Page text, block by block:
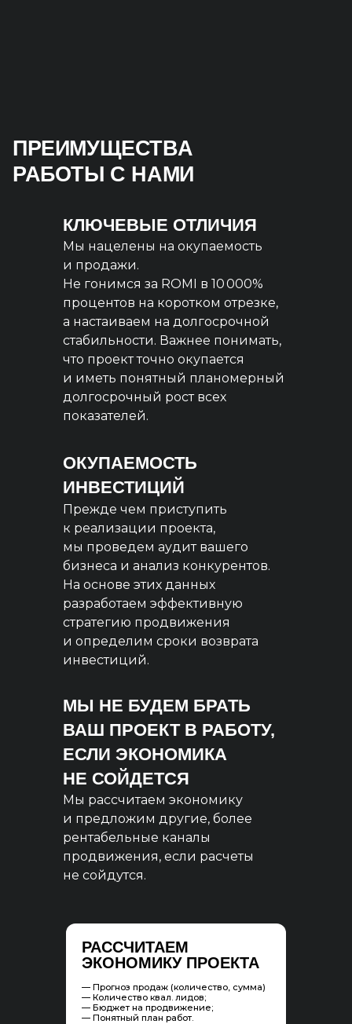
ОКУПАЕМОСТЬ
ИНВЕСТИЦИЙ
Прежде чем приступить
к реализации проекта,
мы проведем аудит вашего
бизнеса и анализ конкурентов.
На основе этих данных
разработаем эффективную
стратегию продвижения
и определим сроки возврата
инвестиций.
ПРЕИМУЩЕСТВА
РАБОТЫ С НАМИ
КЛЮЧЕВЫЕ ОТЛИЧИЯ
Мы нацелены на окупаемость
и продажи.
Не гонимся за ROMI в 10 000%
процентов на коротком отрезке,
а настаиваем на долгосрочной
стабильности. Важнее понимать,
что проект точно окупается
и иметь понятный планомерный
долгосрочный рост всех
показателей.
МЫ НЕ БУДЕМ БРАТЬ
ВАШ ПРОЕКТ В РАБОТУ,
ЕСЛИ ЭКОНОМИКА
НЕ СОЙДЕТСЯ
Мы рассчитаем экономику
и предложим другие, более
рентабельные каналы
продвижения, если расчеты
не сойдутся.
РАССЧИТАЕМ
ЭКОНОМИКУ ПРОЕКТА
— Прогноз продаж (количество, сумма)
— Количество квал. лидов;
— Бюджет на продвижение;
— Понятный план работ.